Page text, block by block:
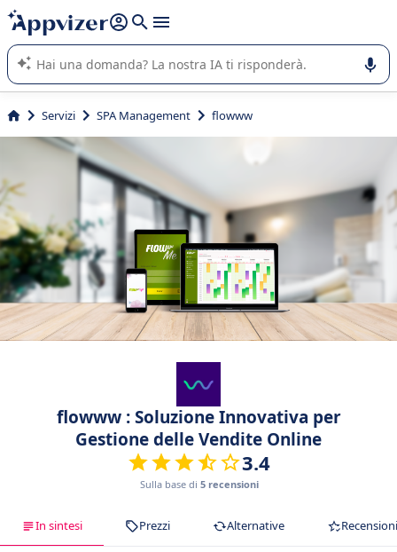
righe con
shift + enter
L'IA di Appvizer vi guida nell'utilizzo o nella scelta di un
software SaaS per la vostra azienda.
Servizi SPA Management flowww
flowww : Soluzione Innovativa per
Gestione delle Vendite Online
3.4
Sulla base di 5 recensioni
In sintesi Prezzi Alternative Recensioni